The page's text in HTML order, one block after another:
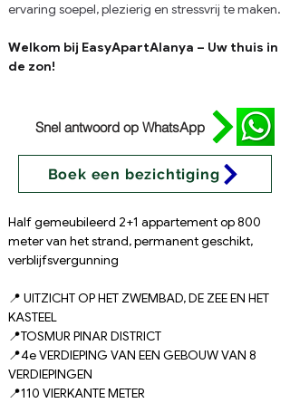
ervaring soepel, plezierig en stressvrij te maken.
Welkom bij EasyApartAlanya – Uw thuis in
de zon!
Snel antwoord op WhatsApp
Boek een bezichtiging
Half gemeubileerd 2+1 appartement op 800
meter van het strand, permanent geschikt,
verblijfsvergunning
📍 UITZICHT OP HET ZWEMBAD, DE ZEE EN HET
KASTEEL
📍TOSMUR PINAR DISTRICT
📍4e VERDIEPING VAN EEN GEBOUW VAN 8
VERDIEPINGEN
📍110 VIERKANTE METER